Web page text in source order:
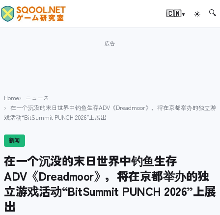
🇨🇳▾ ☀ 🔍
Home
ニュース
在一个沉没的末日世界中钓鱼生存ADV《Dreadmoor》，将在京都举办的独立游
戏活动“BitSummit PUNCH 2026”上展出
新闻
在一个沉没的末日世界中钓鱼生存
ADV《Dreadmoor》，将在京都举办的独
立游戏活动“BitSummit PUNCH 2026”上展
出